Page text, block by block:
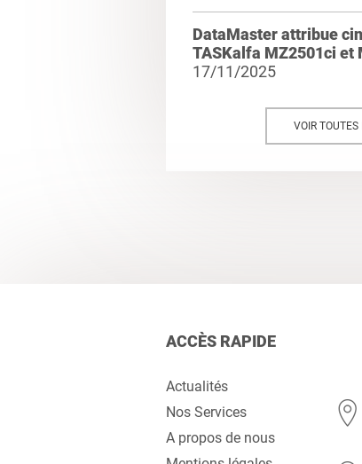
DataMaster attribue
TASKalfa MZ2501ci et
17/11/2025
VOIR
ACCÈS RAPIDE
Actualités
Nos Services
A propos de nous